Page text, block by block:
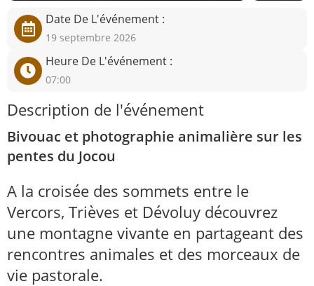
Date De L'événement :
19 septembre 2026
Heure De L'événement :
07:00
Description de l'événement
Bivouac et photographie animalière sur les
pentes du Jocou
A la croisée des sommets entre le
Vercors, Trièves et Dévoluy découvrez
une montagne vivante en partageant des
rencontres animales et des morceaux de
vie pastorale.